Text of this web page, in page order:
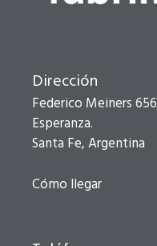
Dirección
Federico Meiners 656
Esperanza.
Santa Fe, Argentina
Cómo llegar